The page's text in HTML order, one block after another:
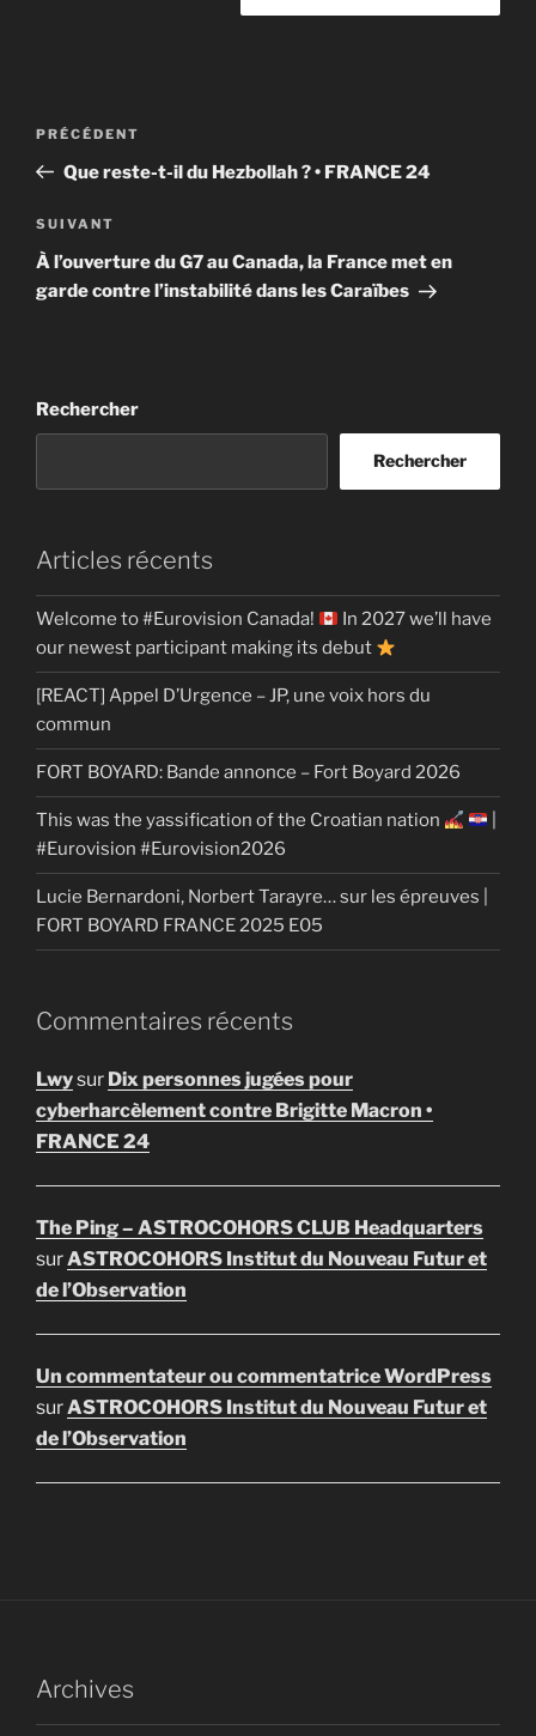
Navigation
l’article
Article
précédent
PRÉCÉDENT
Que reste-t-il du Hezbollah ? • FRANCE 24
Article
suivant
SUIVANT
À l’ouverture du G7 au Canada, la France met en
garde contre l’instabilité dans les Caraïbes
Rechercher
Rechercher
Articles récents
Welcome to #Eurovision Canada!
In 2027 we’ll have
our newest participant making its debut
[REACT] Appel D’Urgence – JP, une voix hors du
commun
FORT BOYARD: Bande annonce – Fort Boyard 2026
This was the yassification of the Croatian nation
#Eurovision #Eurovision2026
Lucie Bernardoni, Norbert Tarayre… sur les épreuves |
FORT BOYARD FRANCE 2025 E05
Commentaires récents
Lwysur Dix personnes jugées pour
cyberharcèlement contre Brigitte Macron •
FRANCE 24
The Ping – ASTROCOHORS CLUB Headquarters
surASTROCOHORS Institut du Nouveau Futur et
de l’Observation
Un commentateur ou commentatrice WordPress
surASTROCOHORS Institut du Nouveau Futur et
de l’Observation
Archives